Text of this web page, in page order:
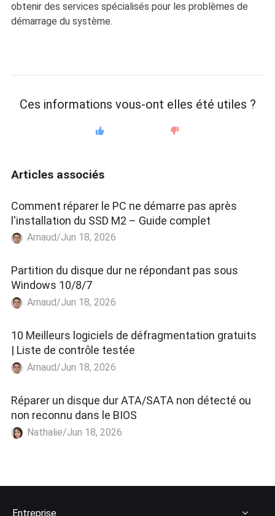
obtenir des services spécialisés pour les problèmes de
démarrage du système.
Ces informations vous-ont elles été utiles ?
Articles associés
Comment réparer le PC ne démarre pas après
l'installation du SSD M2 – Guide complet
Arnaud/Jun 18, 2026
Partition du disque dur ne répondant pas sous
Windows 10/8/7
Arnaud/Jun 18, 2026
10 Meilleurs logiciels de défragmentation gratuits
| Liste de contrôle testée
Arnaud/Jun 18, 2026
Réparer un disque dur ATA/SATA non détecté ou
non reconnu dans le BIOS
Nathalie/Jun 18, 2026
Entreprise